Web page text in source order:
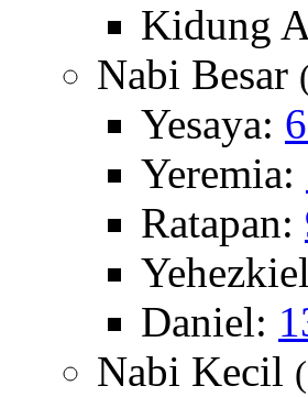
Kidung
Nabi Besar
Yesaya:
Yeremia:
Ratapan:
Daniel:
Nabi Kecil